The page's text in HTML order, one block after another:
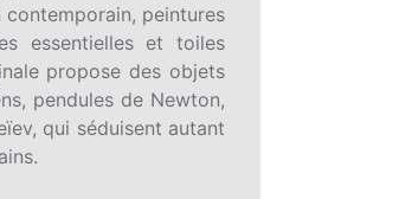
peintures
essentielles et toiles
propose des objets
pendules de Newton,
qui séduisent autant